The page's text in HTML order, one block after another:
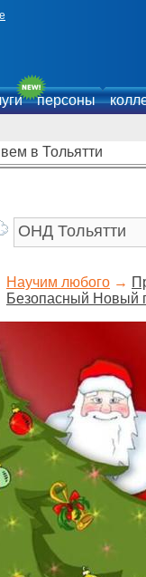
персоны
в Тольятти
Научим любого →
Безопасный Новый